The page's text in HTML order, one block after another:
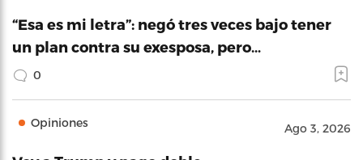
“Esa es mi letra”: negó tres veces bajo tener
un plan contra su exesposa, pero…
0
Opiniones Ago 3, 2026